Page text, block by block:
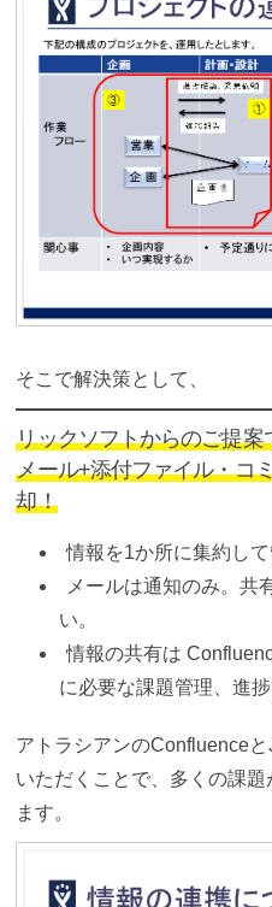
そこで解決策として、
リックソフトからのご提案
メール+添付ファイル・コ
却！
情報を1か所に集約して
メールは通知のみ。共
い。
情報の共有は
に必要な課題管理、進
アトラシアンのConfluence
いただくことで、多くの課
ます。